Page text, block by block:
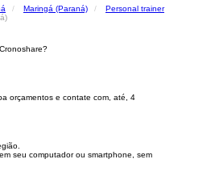
Maringá (Paraná)
Personal trainer
orçamentos e contate com, até, 4
seu computador ou smartphone, sem